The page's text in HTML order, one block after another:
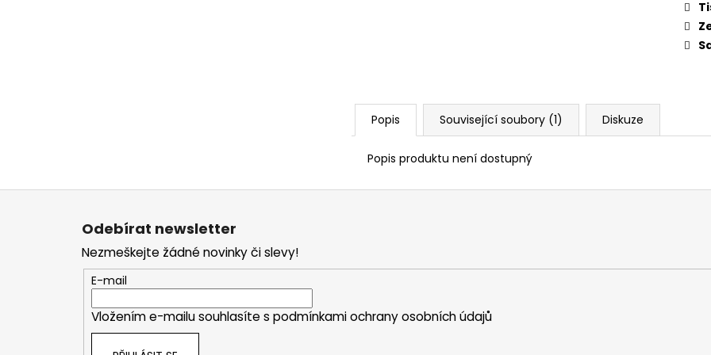
Popis Související soubory (1) Diskuze
Popis produktu není dostupný
Odebírat newsletter
Nezmeškejte žádné novinky či slevy!
E-mail
Vložením e-mailu souhlasíte s podmínkami ochrany osobních údajů